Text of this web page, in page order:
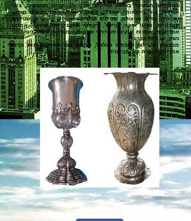
ויהלומים, תכשיטי בצלאל עתיקים, אבני חן. קניית תכשיטים, ציור
ישראלי, ציור בינלאומי, פורצלן,מייסן, רוזנטל, גרדנר, זכוכית מורנו,
שטיחים ובדים מהעולם, שטיחים פרסיים, שטיחים טורקיים, שטיחים
אוזבקיים, אריגי איקט, קייטג', רקמות סוזאני, בדי אינקה, אמנות
אפריקנית, אמנות אוקיאנית, זיהוי שבטים, מסיכות אפריקניות, כלי
נשק, עבודות שנהב.
מבצעים הערכות לעבודת בצלאל, אמנות אפריקאית, אמנות מרכז
אמריקנית ופרה קולומביאנית.